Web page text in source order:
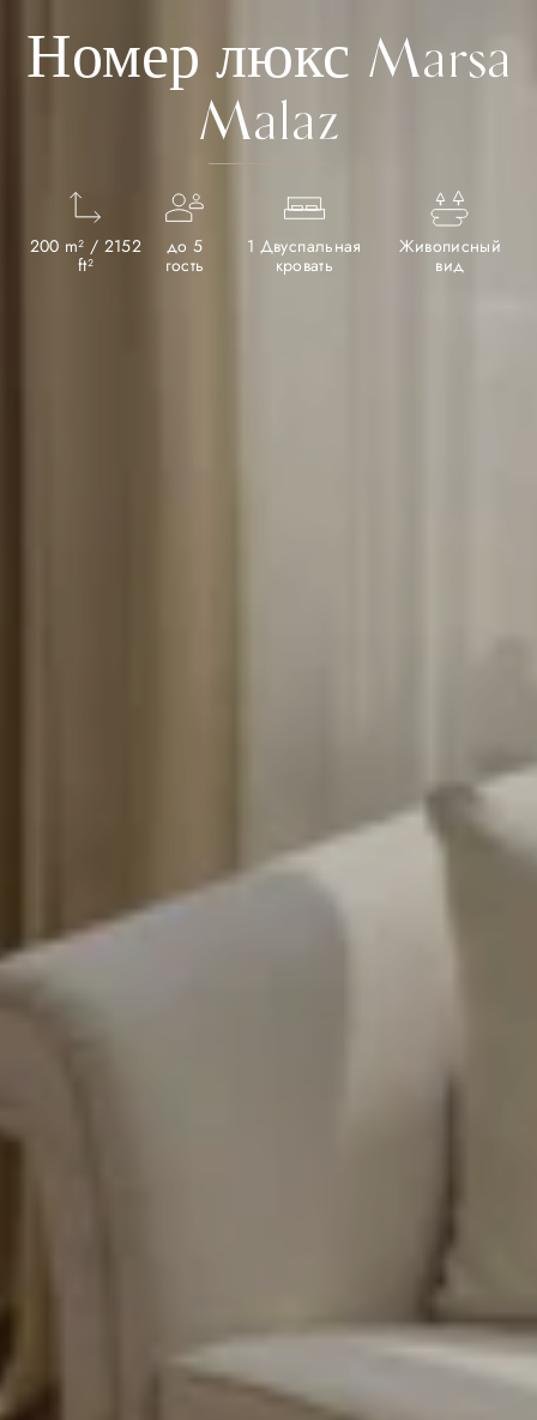
Номер люкс Marsa
Malaz
200 m² / 2152
ft²
до 5
гость
1 Двуспальная
кровать
Живописный
вид